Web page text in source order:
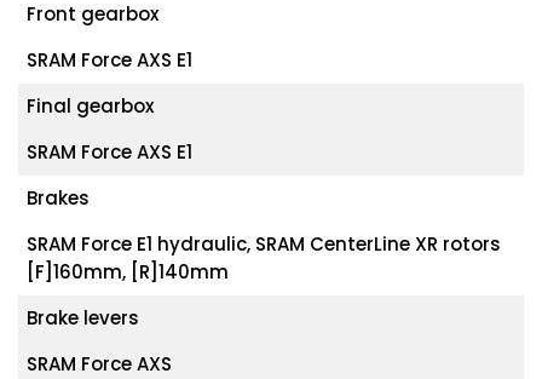
Front gearbox
SRAM Force AXS E1
Final gearbox
SRAM Force AXS E1
Brakes
SRAM Force E1 hydraulic, SRAM CenterLine XR rotors
[F]160mm, [R]140mm
Brake levers
SRAM Force AXS